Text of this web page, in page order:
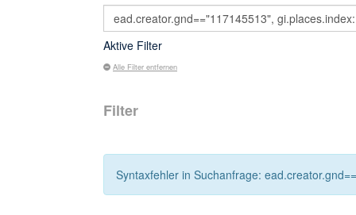
Aktive Filter
Alle Filter entfernen
Filter
Syntaxfehler in Suchanfrage: